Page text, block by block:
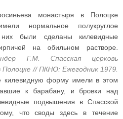
монастыря в Полоцке
нормальное полукруглое
были сделаны килевидные
на обильном растворе.
Г.М. Спасская церковь
// ПКНО: Ежегодник 1979.
килевидную форму имели в этом
к барабану, и бровки над
подвышения в Спасской
что своды здесь в течение